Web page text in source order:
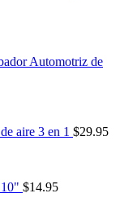
Automotriz de
aire 3 en 1 $29.95
$14.95